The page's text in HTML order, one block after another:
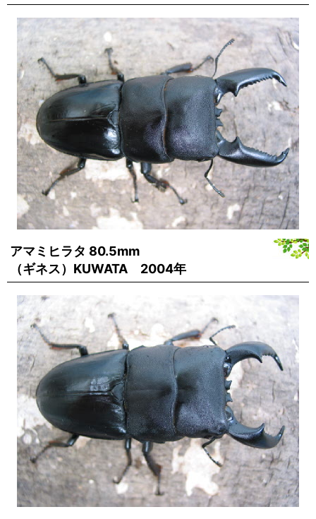
アマミヒラタ 80.5mm
（ギネス）KUWATA 2004年